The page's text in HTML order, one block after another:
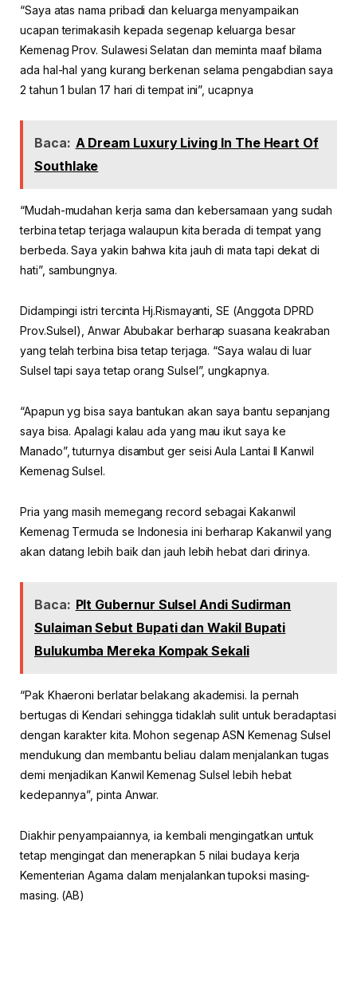
“Saya atas nama pribadi dan keluarga menyampaikan
ucapan terimakasih kepada segenap keluarga besar
Kemenag Prov. Sulawesi Selatan dan meminta maaf bilama
ada hal-hal yang kurang berkenan selama pengabdian saya
2 tahun 1 bulan 17 hari di tempat ini”, ucapnya
Baca: A Dream Luxury Living In The Heart Of
Southlake
“Mudah-mudahan kerja sama dan kebersamaan yang sudah
terbina tetap terjaga walaupun kita berada di tempat yang
berbeda. Saya yakin bahwa kita jauh di mata tapi dekat di
hati”, sambungnya.
Didampingi istri tercinta Hj.Rismayanti, SE (Anggota DPRD
Prov.Sulsel), Anwar Abubakar berharap suasana keakraban
yang telah terbina bisa tetap terjaga. “Saya walau di luar
Sulsel tapi saya tetap orang Sulsel”, ungkapnya.
“Apapun yg bisa saya bantukan akan saya bantu sepanjang
saya bisa. Apalagi kalau ada yang mau ikut saya ke
Manado”, tuturnya disambut ger seisi Aula Lantai II Kanwil
Kemenag Sulsel.
Pria yang masih memegang record sebagai Kakanwil
Kemenag Termuda se Indonesia ini berharap Kakanwil yang
akan datang lebih baik dan jauh lebih hebat dari dirinya.
Baca: Plt Gubernur Sulsel Andi Sudirman
Sulaiman Sebut Bupati dan Wakil Bupati
Bulukumba Mereka Kompak Sekali
“Pak Khaeroni berlatar belakang akademisi. Ia pernah
bertugas di Kendari sehingga tidaklah sulit untuk beradaptasi
dengan karakter kita. Mohon segenap ASN Kemenag Sulsel
mendukung dan membantu beliau dalam menjalankan tugas
demi menjadikan Kanwil Kemenag Sulsel lebih hebat
kedepannya”, pinta Anwar.
Diakhir penyampaiannya, ia kembali mengingatkan untuk
tetap mengingat dan menerapkan 5 nilai budaya kerja
Kementerian Agama dalam menjalankan tupoksi masing-
masing. (AB)